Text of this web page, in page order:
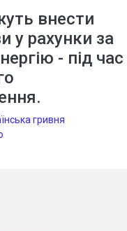
внести
у рахунки за
- під час
гривня